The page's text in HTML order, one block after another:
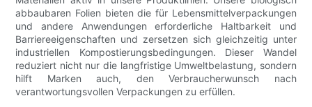
abbaubaren Folien bieten die für Lebensmittelverpackungen
und andere Anwendungen erforderliche Haltbarkeit und
Barriereeigenschaften und zersetzen sich gleichzeitig unter
industriellen Kompostierungsbedingungen. Dieser Wandel
reduziert nicht nur die langfristige Umweltbelastung, sondern
hilft Marken auch, den Verbraucherwunsch nach
verantwortungsvollen Verpackungen zu erfüllen.